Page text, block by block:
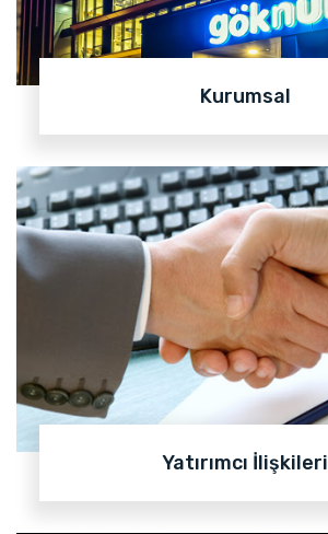
Kurumsal
Yatırımcı İlişkileri